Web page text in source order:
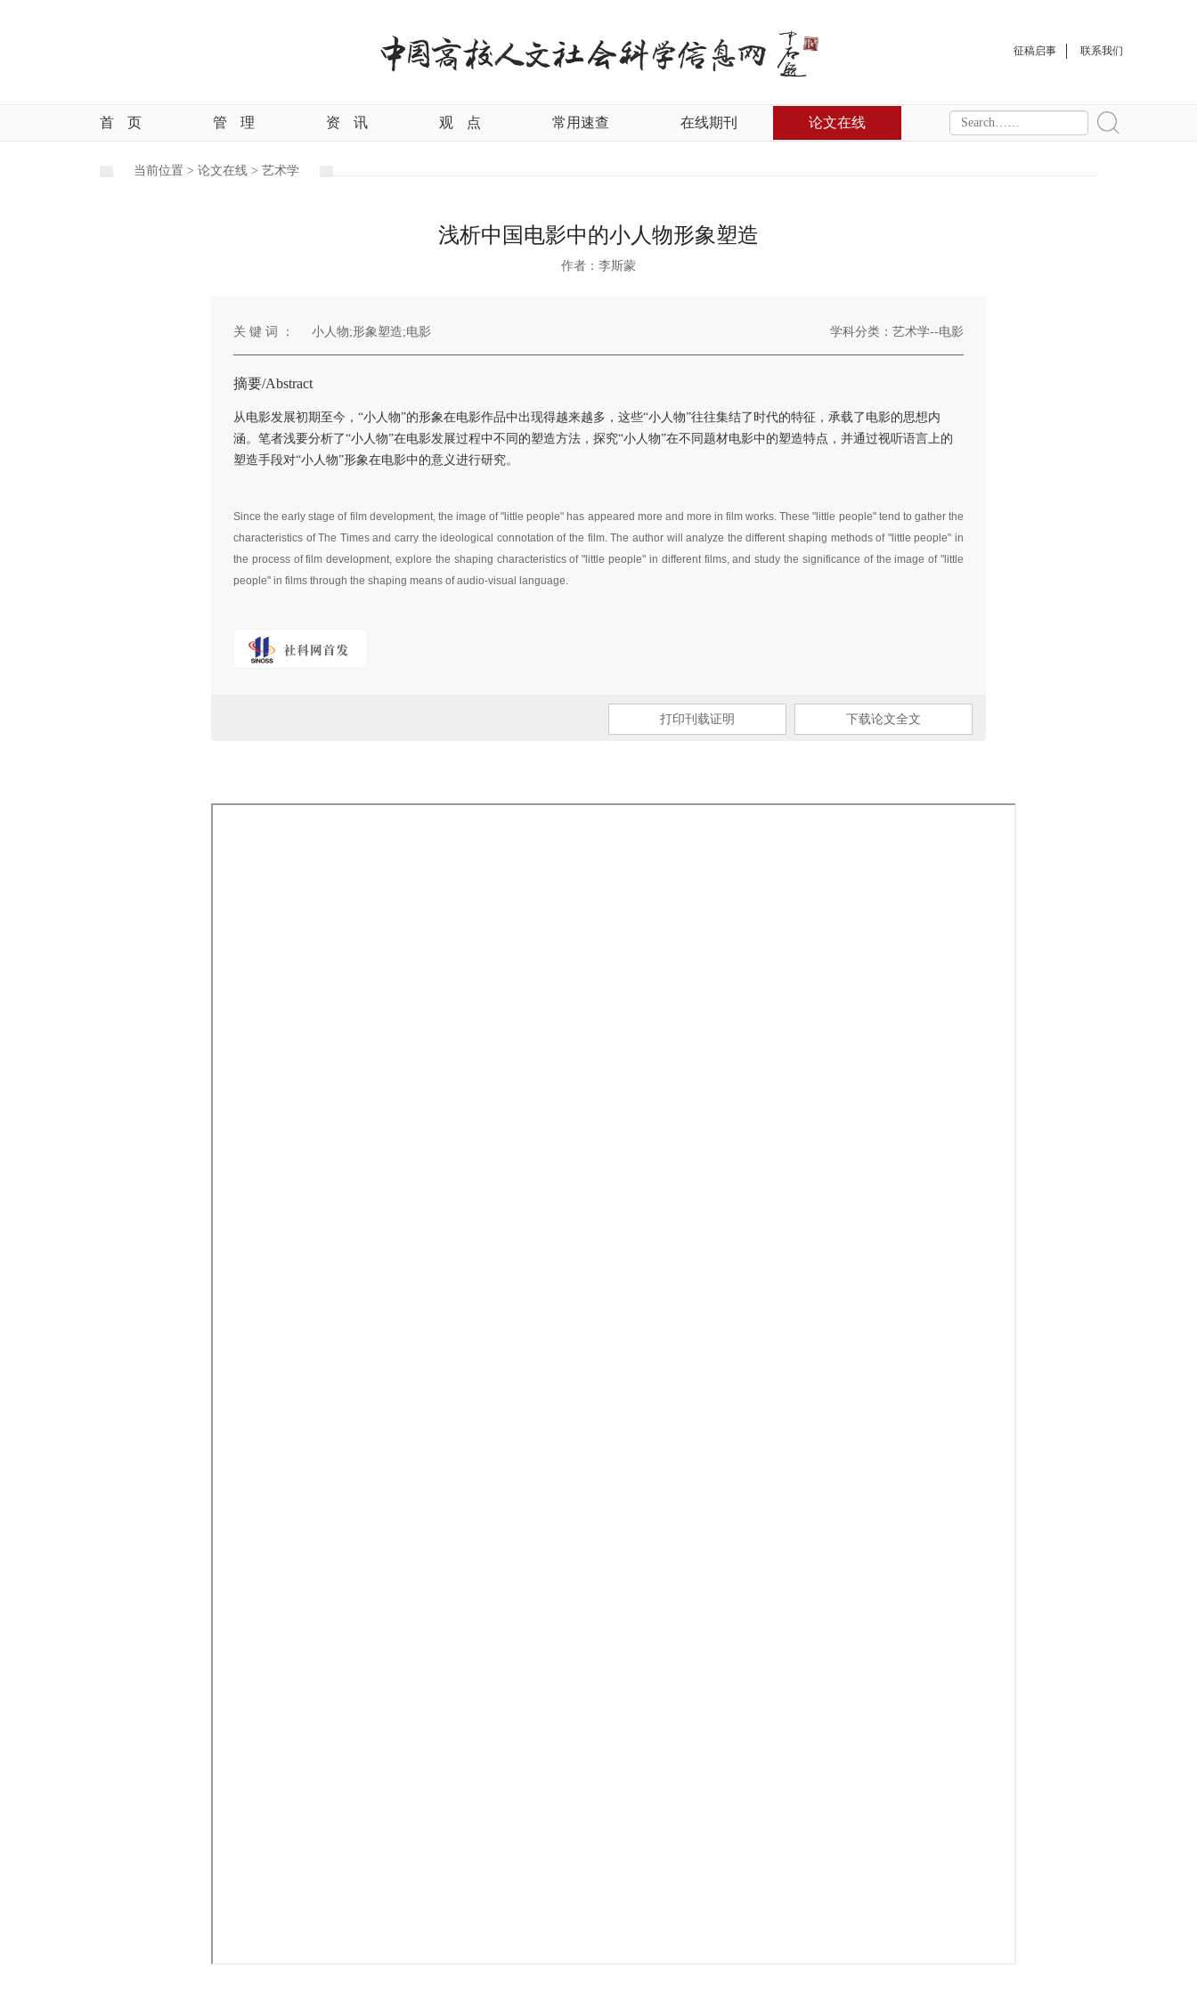
征稿启事 联系我们
首 页 管 理 资 讯 观 点 常用速查 在线期刊 论文在线
当前位置 > 论文在线 > 艺术学
浅析中国电影中的小人物形象塑造
作者：李斯蒙
关 键 词 ： 小人物;形象塑造;电影 学科分类：艺术学--电影
摘要/Abstract
从电影发展初期至今，“小人物”的形象在电影作品中出现得越来越多，这些“小人物”往往集结了时代的特征，承载了电影的思想内
涵。笔者浅要分析了“小人物”在电影发展过程中不同的塑造方法，探究“小人物”在不同题材电影中的塑造特点，并通过视听语言上的
塑造手段对“小人物”形象在电影中的意义进行研究。
Since the early stage of film development, the image of "little people" has appeared more and more in film works. These "little people" tend to gather the
characteristics of The Times and carry the ideological connotation of the film. The author will analyze the different shaping methods of "little people" in
the process of film development, explore the shaping characteristics of "little people" in different films, and study the significance of the image of "little
people" in films through the shaping means of audio-visual language.
打印刊载证明 下载论文全文